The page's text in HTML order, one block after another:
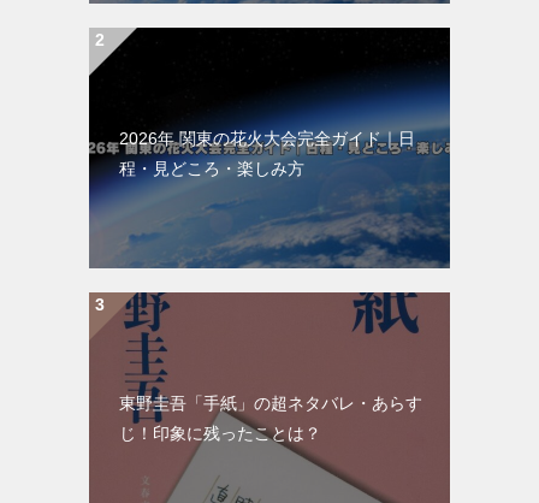
2026年 関東の花火大会完全ガイド｜日
程・見どころ・楽しみ方
東野圭吾「手紙」の超ネタバレ・あらす
じ！印象に残ったことは？